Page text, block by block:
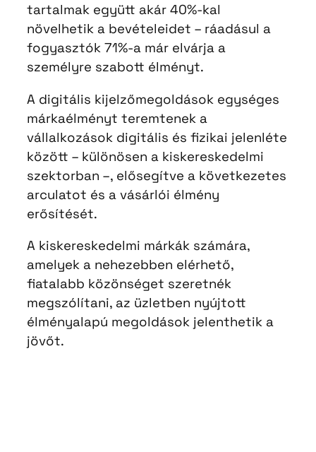
tartalmak együtt akár 40%-kal
növelhetik a bevételeidet – ráadásul a
fogyasztók 71%-a már elvárja a
személyre szabott élményt.
A digitális kijelzőmegoldások egységes
márkaélményt teremtenek a
vállalkozások digitális és fizikai jelenléte
között – különösen a kiskereskedelmi
szektorban –, elősegítve a következetes
arculatot és a vásárlói élmény
erősítését.
A kiskereskedelmi márkák számára,
amelyek a nehezebben elérhető,
fiatalabb közönséget szeretnék
megszólítani, az üzletben nyújtott
élményalapú megoldások jelenthetik a
jövőt.